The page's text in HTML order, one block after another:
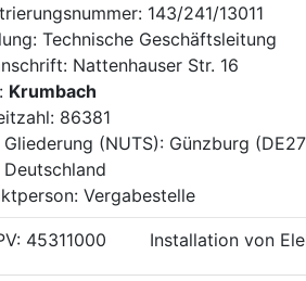
143/241/13011
Technische Geschäftsleitung
Nattenhauser Str. 16
Krumbach
86381
Gliederung (NUTS): Günzburg
Deutschland
Vergabestelle
45311000 Installation von